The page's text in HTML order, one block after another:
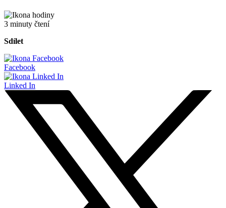
3 minuty čtení
Sdílet
Facebook
Linked In